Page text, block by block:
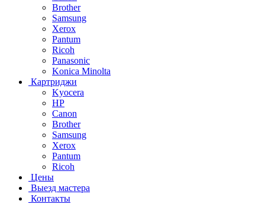
Brother
Samsung
Xerox
Pantum
Ricoh
Panasonic
Konica Minolta
Картриджи
Kyocera
HP
Canon
Brother
Samsung
Xerox
Pantum
Ricoh
Цены
Выезд мастера
Контакты